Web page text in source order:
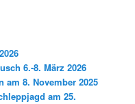
6.-8. März 2026
8. November 2025
am 25.